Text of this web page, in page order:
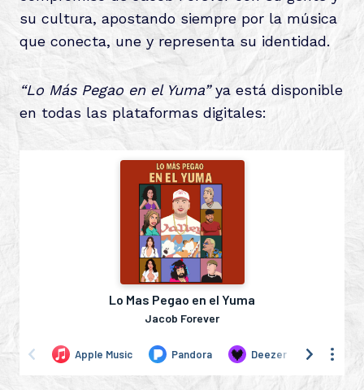
su cultura, apostando siempre por la música
que conecta, une y representa su identidad.
“Lo Más Pegao en el Yuma”ya está disponible
en todas las plataformas digitales: